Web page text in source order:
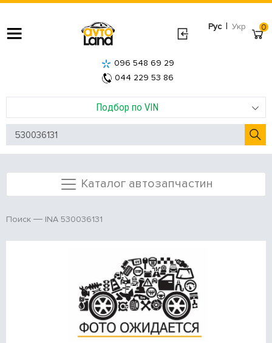
Рус | Укр
Подбор по VIN
096 548 69 29
044 229 53 86
0
Каталог автозапчастин
Поиск INA 530036131